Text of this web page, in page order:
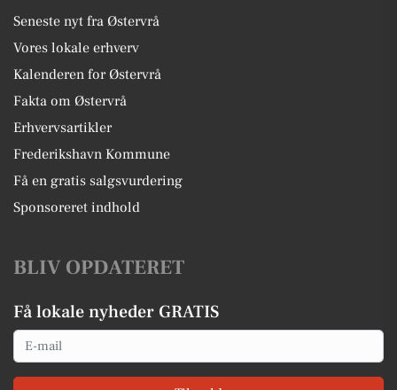
Seneste nyt fra Østervrå
Vores lokale erhverv
Kalenderen for Østervrå
Fakta om Østervrå
Erhvervsartikler
Frederikshavn Kommune
Få en gratis salgsvurdering
Sponsoreret indhold
BLIV OPDATERET
Få lokale nyheder GRATIS
Email